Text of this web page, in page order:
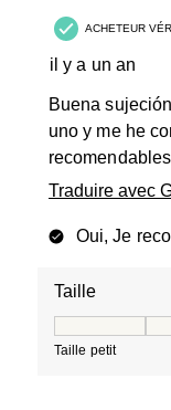
ACHETEUR
il y a un an
Buena
uno y me he
Traduire avec
Oui, Je
Taille
Taille petit